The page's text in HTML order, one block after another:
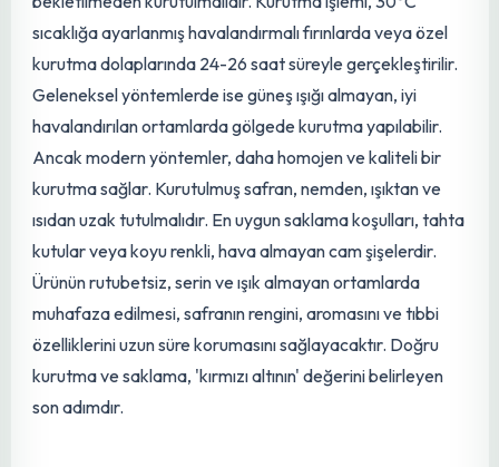
sabah, güneş doğmadan önce, çiçekler tamamen
açmadan toplanmalıdır. Bu işlem, stigmanın kalitesini ve
aromasını korumak için hayati öneme sahiptir. Toplanan
çiçekler hemen gölge bir alana taşınmalı ve burada
açmaları beklenmelidir. Çiçekler açtıktan sonra, safranın
değerli kırmızı stigmaları, üç parçanın birleştiği yerin
yaklaşık 0.5 cm altından, yani sarı kısmın başladığı
noktadan dikkatlice koparılır. Bu koparma işlemi elle,
cımbızla veya özel küçük makaslarla yapılabilir. Bu
aşamadaki titizlik, elde edilen safranın kalitesini doğrudan
etkiler.
Kurutma ve Saklama